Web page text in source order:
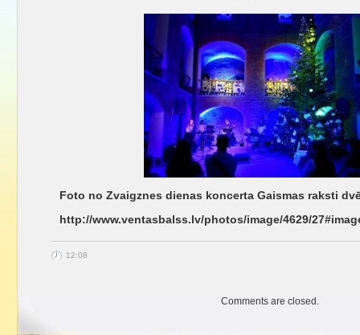
Foto no Zvaigznes dienas koncerta Gaismas raksti
http://www.ventasbalss.lv/photos/image/4629/
12:08
Comments are closed.